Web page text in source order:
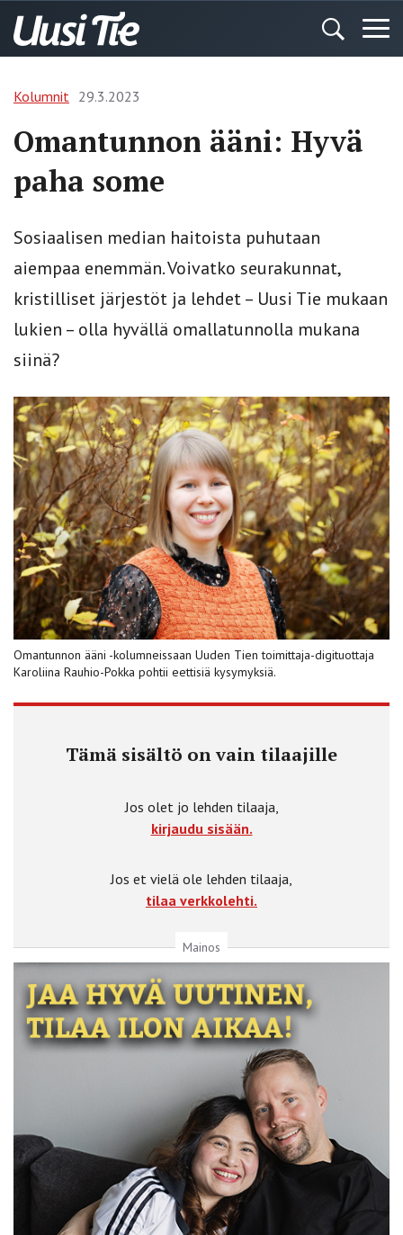
Kolumnit 29.3.2023
Omantunnon ääni: Hyvä
paha some
Sosiaalisen median haitoista puhutaan
aiempaa enemmän. Voivatko seurakunnat,
kristilliset järjestöt ja lehdet – Uusi Tie mukaan
lukien – olla hyvällä omallatunnolla mukana
siinä?
Omantunnon ääni -kolumneissaan Uuden Tien toimittaja-digituottaja
Karoliina Rauhio-Pokka pohtii eettisiä kysymyksiä.
Tämä sisältö on vain tilaajille
Jos olet jo lehden tilaaja,
kirjaudu sisään.
Jos et vielä ole lehden tilaaja,
tilaa verkkolehti.
Mainos